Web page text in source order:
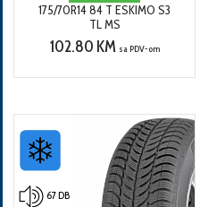
175/70R14 84 T ESKIMO S3
TL MS
102.80 KM sa PDV-om
67 DB